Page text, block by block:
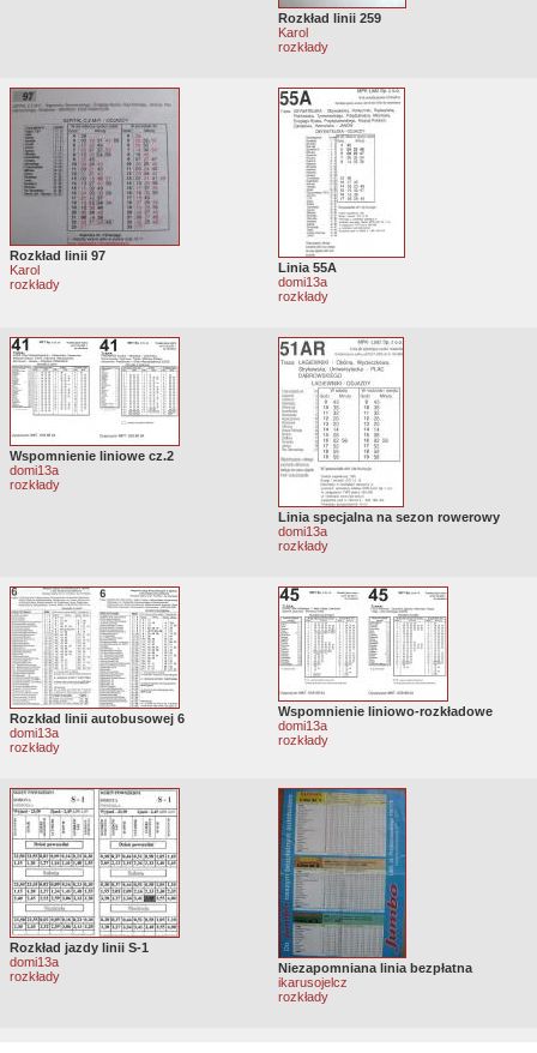
Rozkład linii 259
Karol
rozkłady
Rozkład linii 97
Karol
rozkłady
Linia 55A
domi13a
rozkłady
Wspomnienie liniowe cz.2
domi13a
rozkłady
Linia specjalna na sezon rowerowy
domi13a
rozkłady
Rozkład linii autobusowej 6
domi13a
rozkłady
Wspomnienie liniowo-rozkładowe
domi13a
rozkłady
Rozkład jazdy linii S-1
domi13a
rozkłady
Niezapomniana linia bezpłatna
ikarusojelcz
rozkłady